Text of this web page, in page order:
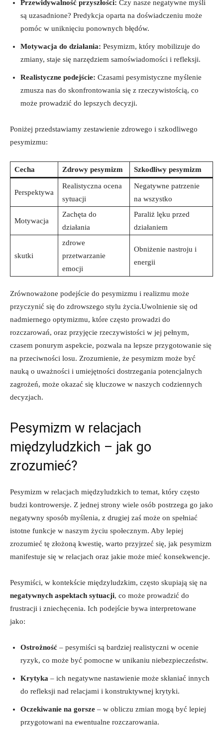
Przewidywalność przyszłości: Czy nasze negatywne myśli
są uzasadnione? Predykcja oparta na doświadczeniu może
pomóc w uniknięciu ponownych błędów.
Motywacja do działania: Pesymizm, który mobilizuje do
zmiany, staje się narzędziem samoświadomości i refleksji.
Realistyczne podejście: Czasami pesymistyczne myślenie
zmusza nas do skonfrontowania się z rzeczywistością, co
może prowadzić do lepszych decyzji.
Poniżej przedstawiamy zestawienie zdrowego i szkodliwego
pesymizmu:
Cecha Zdrowy pesymizm Szkodliwy pesymizm
Perspektywa
Realistyczna ocena
sytuacji
Negatywne patrzenie
na wszystko
Motywacja
Zachęta do
działania
Paraliż lęku przed
działaniem
skutki
zdrowe
przetwarzanie
emocji
Obniżenie nastroju i
energii
Zrównoważone podejście do pesymizmu i realizmu może
przyczynić się do zdrowszego stylu życia.Uwolnienie się od
nadmiernego optymizmu, które często prowadzi do
rozczarowań, oraz przyjęcie rzeczywistości w jej pełnym,
czasem ponurym aspekcie, pozwala na lepsze przygotowanie się
na przeciwności losu. Zrozumienie, że pesymizm może być
nauką o uważności i umiejętności dostrzegania potencjalnych
zagrożeń, może okazać się kluczowe w naszych codziennych
decyzjach.
Pesymizm w relacjach
międzyludzkich – jak go
zrozumieć?
Pesymizm w relacjach międzyludzkich to temat, który często
budzi kontrowersje. Z jednej strony wiele osób postrzega go jako
negatywny sposób myślenia, z drugiej zaś może on spełniać
istotne funkcje w naszym życiu społecznym. Aby lepiej
zrozumieć tę złożoną kwestię, warto przyjrzeć się, jak pesymizm
manifestuje się w relacjach oraz jakie może mieć konsekwencje.
Pesymiści, w kontekście międzyludzkim, często skupiają się na
negatywnych aspektach sytuacji, co może prowadzić do
frustracji i zniechęcenia. Ich podejście bywa interpretowane
jako:
Ostrożność – pesymiści są bardziej realistyczni w ocenie
ryzyk, co może być pomocne w unikaniu niebezpieczeństw.
Krytyka – ich negatywne nastawienie może skłaniać innych
do refleksji nad relacjami i konstruktywnej krytyki.
Oczekiwanie na gorsze – w obliczu zmian mogą być lepiej
przygotowani na ewentualne rozczarowania.